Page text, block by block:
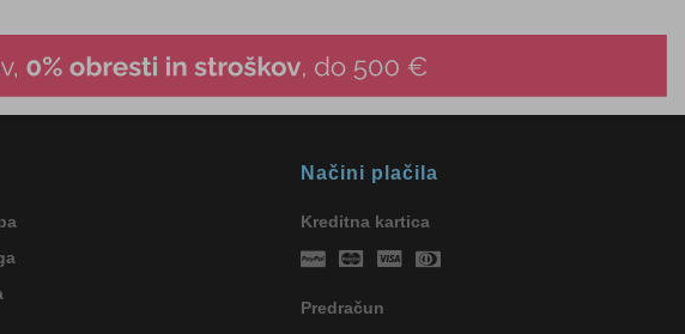
Načini plačila
Kreditna kartica
Predračun